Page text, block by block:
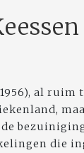
al
die